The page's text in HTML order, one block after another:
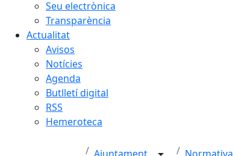
Seu electrònica
Transparència
Actualitat
Avisos
Notícies
Agenda
Butlletí digital
RSS
Hemeroteca